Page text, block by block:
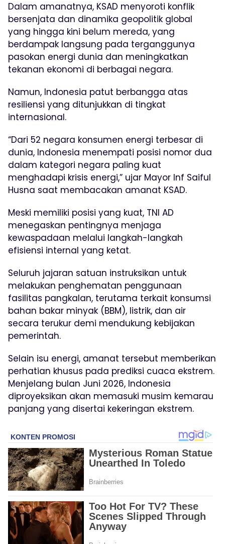
Dalam amanatnya, KSAD menyoroti konflik
bersenjata dan dinamika geopolitik global
yang hingga kini belum mereda, yang
berdampak langsung pada terganggunya
pasokan energi dunia dan meningkatkan
tekanan ekonomi di berbagai negara.
Namun, Indonesia patut berbangga atas
resiliensi yang ditunjukkan di tingkat
internasional.
“Dari 52 negara konsumen energi terbesar di
dunia, Indonesia menempati posisi nomor dua
dalam kategori negara paling kuat
menghadapi krisis energi,” ujar Mayor Inf Saiful
Husna saat membacakan amanat KSAD.
Meski memiliki posisi yang kuat, TNI AD
menegaskan pentingnya menjaga
kewaspadaan melalui langkah-langkah
efisiensi internal yang ketat.
Seluruh jajaran satuan instruksikan untuk
melakukan penghematan penggunaan
fasilitas pangkalan, terutama terkait konsumsi
bahan bakar minyak (BBM), listrik, dan air
secara terukur demi mendukung kebijakan
pemerintah.
Selain isu energi, amanat tersebut memberikan
perhatian khusus pada prediksi cuaca ekstrem.
Menjelang bulan Juni 2026, Indonesia
diproyeksikan akan memasuki musim kemarau
panjang yang disertai kekeringan ekstrem.